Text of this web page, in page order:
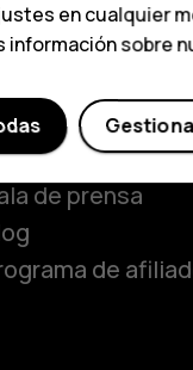
de
historia
de prensa
de
en cualquier
información sobre